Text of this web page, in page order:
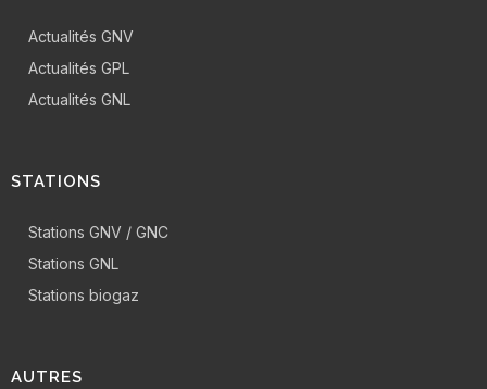
Actualités GNV
Actualités GPL
Actualités GNL
STATIONS
Stations GNV / GNC
Stations GNL
Stations biogaz
AUTRES